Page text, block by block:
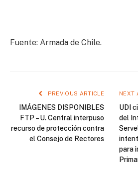
Fuente: Armada de Chile.
PREVIOUS ARTICLE
IMÁGENES DISPONIBLES
FTP – U. Central interpuso
recurso de protección contra
el Consejo de Rectores
NEXT
UDI
del
para